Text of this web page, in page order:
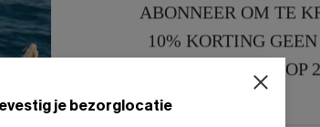
je bezorglocatie
ABONNEER OM TE
10% KORTING
15% KORTING OP